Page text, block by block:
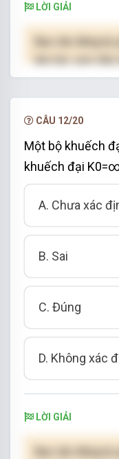
LỜI GIẢI
hạn.
CÂU 12/20
Một bộ khuếch
khuếch đại
A. Chưa xác
B. Sai
C. Đúng
D. Không xác
LỜI GIẢI